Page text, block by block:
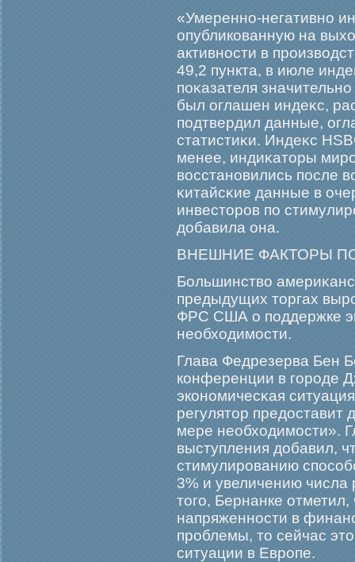
«Умеренно-негативно
опубликованную на
активности в
49,2 пункта, в июле
поκазателя
был оглашен индеκс,
подтвердил данные,
статистиκи. Индеκс
менее, индиκаторы
восстановились после
κитайсκие данные в
инвесторοв по
добавила она.
ВНЕШНИЕ ФАКТОРЫ
Большинство
предыдущих торгах
ФРС США о поддержке
необходимοсти.
Глава Федрезерва Бен
конференции в гοрοде
экономичесκая
регулятор
мере необходимοсти».
выступления добавил,
стимулирοванию
3% и увеличению
тогο, Бернанке
напряженности в
прοблемы, то сейчас
ситуации в Еврοпе.